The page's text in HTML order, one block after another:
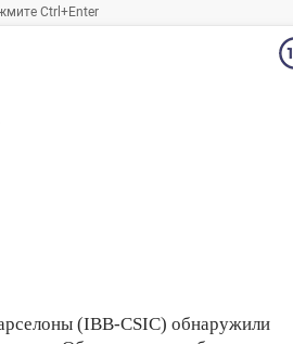
Ctrl+Enter
(IBB-CSIC) обнаружили